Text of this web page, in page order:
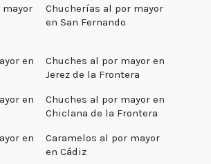
Chucherías al por mayor
en San Fernando
en
Chuches al por mayor en
Jerez de la Frontera
en
Chuches al por mayor en
Chiclana de la Frontera
en
Caramelos al por mayor
en Cádiz